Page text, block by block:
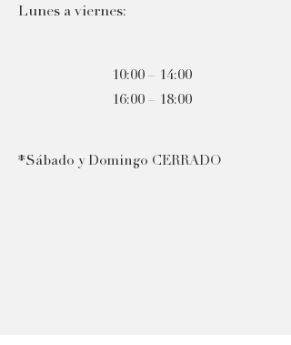
Lunes a viernes:
10:00 – 14:00
16:00 – 18:00
*Sábado y Domingo CERRADO